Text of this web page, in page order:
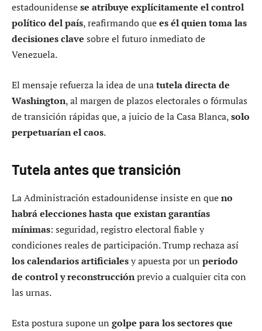
estadounidensese atribuye explícitamente el control
político del país, reafirmando quees él quien toma las
decisiones clave sobre el futuro inmediato de
Venezuela.
El mensaje refuerza la idea de unatutela directa de
Washington, al margen de plazos electorales o fórmulas
de transición rápidas que, a juicio de la Casa Blanca,solo
perpetuarían el caos.
Tutela antes que transición
La Administración estadounidense insiste en queno
habrá elecciones hasta que existan garantías
mínimas: seguridad, registro electoral fiable y
condiciones reales de participación. Trump rechaza así
los calendarios artificialesy apuesta por un periodo
de control y reconstrucciónprevio a cualquier cita con
las urnas.
Esta postura supone un golpe para los sectores que